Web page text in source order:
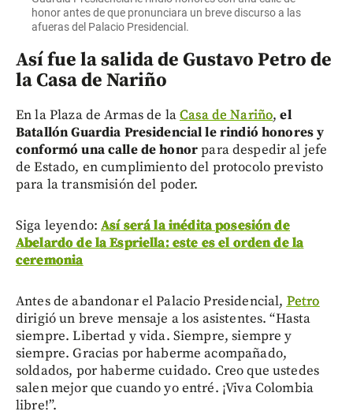
honor antes de que pronunciara un breve discurso a las
afueras del Palacio Presidencial.
Así fue la salida de Gustavo Petro de
la Casa de Nariño
En la Plaza de Armas de laCasa de Nariño, el
Batallón Guardia Presidencial le rindió honores y
conformó una calle de honorpara despedir al jefe
de Estado, en cumplimiento del protocolo previsto
para la transmisión del poder.
Siga leyendo:Así será la inédita posesión de
Abelardo de la Espriella: este es el orden de la
ceremonia
Antes de abandonar el Palacio Presidencial, Petro
dirigió un breve mensaje a los asistentes. “Hasta
siempre. Libertad y vida. Siempre, siempre y
siempre. Gracias por haberme acompañado,
soldados, por haberme cuidado. Creo que ustedes
salen mejor que cuando yo entré. ¡Viva Colombia
libre!”.